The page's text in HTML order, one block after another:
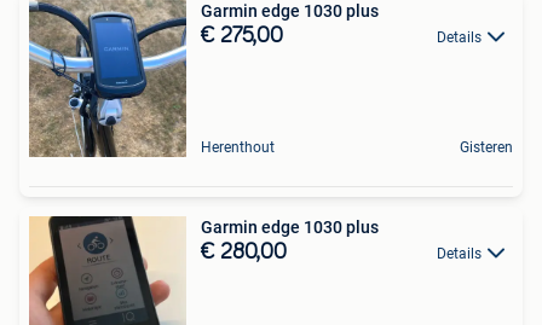
Garmin edge 1030 plus
€ 275,00 Details
Herenthout Gisteren
Garmin edge 1030 plus
€ 280,00 Details